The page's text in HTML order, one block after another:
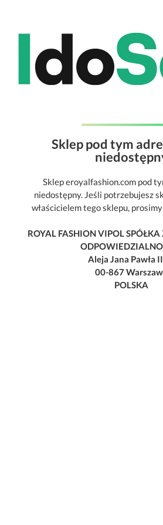
Sklep pod tym
Sklep eroyalfashion.com pod
niedostępny. Jeśli potrzebujesz
właścicielem tego sklepu,
ROYAL FASHION VIPOL
Aleja Jana Pawła
00-867
POLSKA